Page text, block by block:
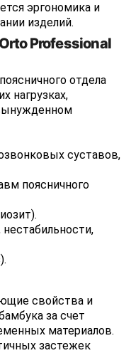
эргономика и
изделий.
Professional
отдела
нагрузках,
суставов,
поясничного
свойства и
за счет
материалов.
застежек